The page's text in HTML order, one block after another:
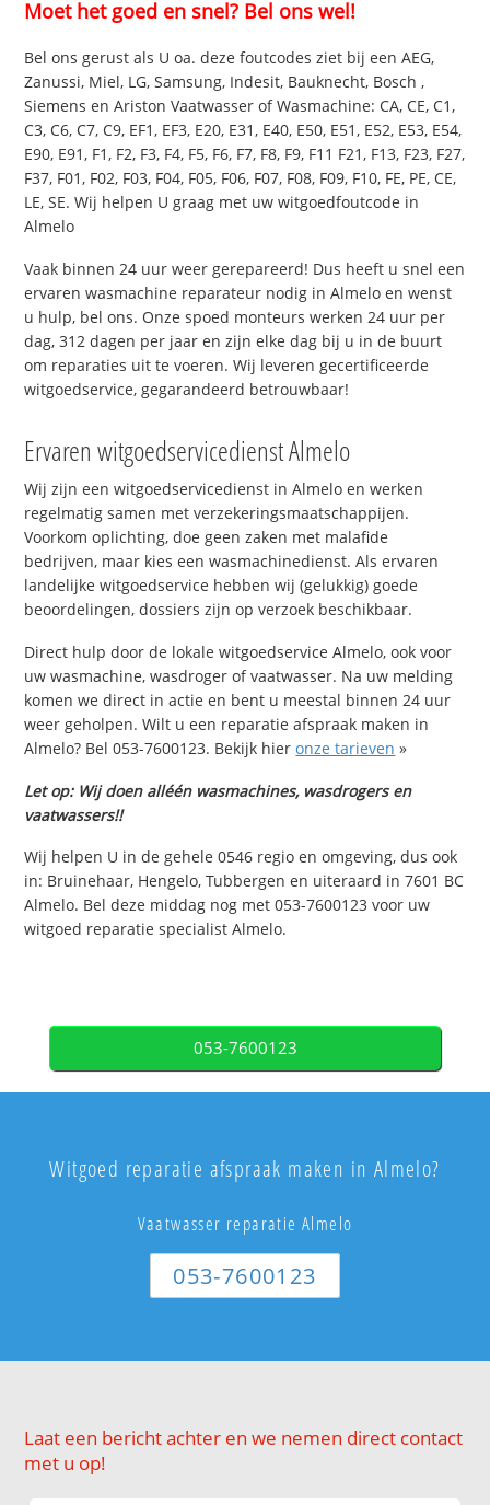
Moet het goed en snel? Bel ons wel!
Bel ons gerust als U oa. deze foutcodes ziet bij een AEG,
Zanussi, Miel, LG, Samsung, Indesit, Bauknecht, Bosch ,
Siemens en Ariston Vaatwasser of Wasmachine: CA, CE, C1,
C3, C6, C7, C9, EF1, EF3, E20, E31, E40, E50, E51, E52, E53, E54,
E90, E91, F1, F2, F3, F4, F5, F6, F7, F8, F9, F11 F21, F13, F23, F27,
F37, F01, F02, F03, F04, F05, F06, F07, F08, F09, F10, FE, PE, CE,
LE, SE. Wij helpen U graag met uw witgoedfoutcode in
Almelo
Vaak binnen 24 uur weer gerepareerd! Dus heeft u snel een
ervaren wasmachine reparateur nodig in Almelo en wenst
u hulp, bel ons. Onze spoed monteurs werken 24 uur per
dag, 312 dagen per jaar en zijn elke dag bij u in de buurt
om reparaties uit te voeren. Wij leveren gecertificeerde
witgoedservice, gegarandeerd betrouwbaar!
Ervaren witgoedservicedienst Almelo
Wij zijn een witgoedservicedienst in Almelo en werken
regelmatig samen met verzekeringsmaatschappijen.
Voorkom oplichting, doe geen zaken met malafide
bedrijven, maar kies een wasmachinedienst. Als ervaren
landelijke witgoedservice hebben wij (gelukkig) goede
beoordelingen, dossiers zijn op verzoek beschikbaar.
Direct hulp door de lokale witgoedservice Almelo, ook voor
uw wasmachine, wasdroger of vaatwasser. Na uw melding
komen we direct in actie en bent u meestal binnen 24 uur
weer geholpen. Wilt u een reparatie afspraak maken in
Almelo? Bel 053-7600123. Bekijk hieronze tarieven »
Let op: Wij doen alléén wasmachines, wasdrogers en
vaatwassers!!
Wij helpen U in de gehele 0546 regio en omgeving, dus ook
in: Bruinehaar, Hengelo, Tubbergen en uiteraard in 7601 BC
Almelo. Bel deze middag nog met 053-7600123 voor uw
witgoed reparatie specialist Almelo.
053-7600123
Witgoed reparatie afspraak maken in Almelo?
Vaatwasser reparatie Almelo
053-7600123
Laat een bericht achter en we nemen direct contact
met u op!